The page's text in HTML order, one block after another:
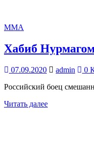
MMA
Хабиб
07.09.2020 admin 0
Российский боец
Читать далее